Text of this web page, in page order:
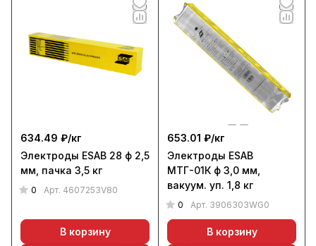
634.49 ₽/кг
Электроды ESAB 28 ф 2,5
мм, пачка 3,5 кг
0 Арт. 4607253V80
В корзину
653.01 ₽/кг
Электроды ESAB
МТГ-01К ф 3,0 мм,
вакуум. уп. 1,8 кг
0 Арт. 3906303WG0
В корзину